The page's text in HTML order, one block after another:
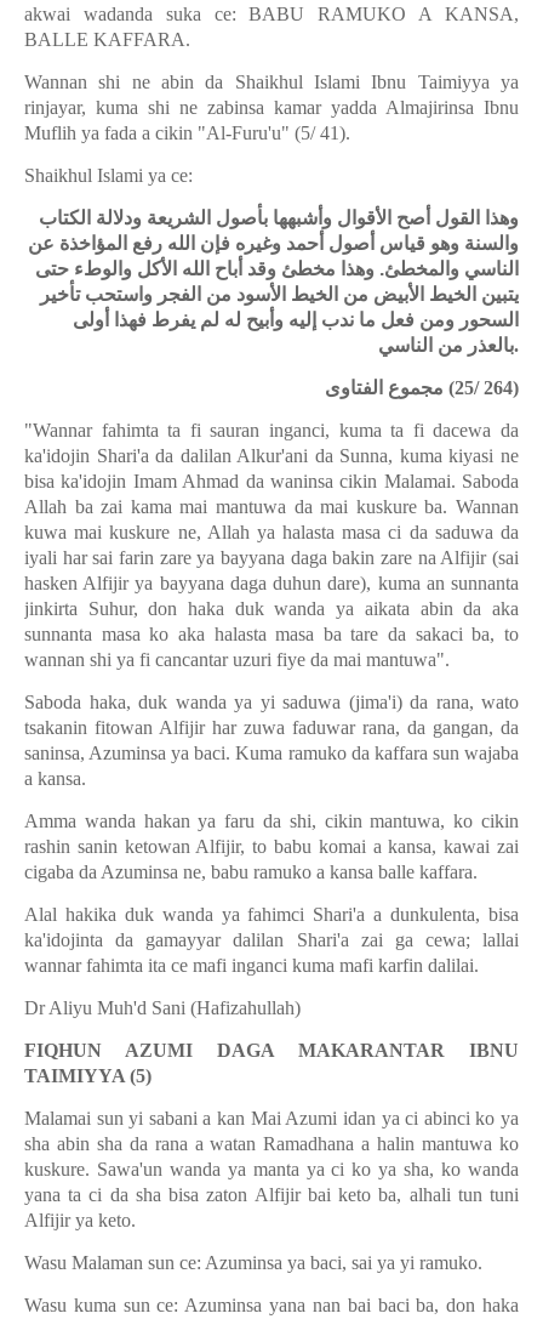
akwai wadanda suka ce: BABU RAMUKO A KANSA,
BALLE KAFFARA.
Wannan shi ne abin da Shaikhul Islami Ibnu Taimiyya ya
rinjayar, kuma shi ne zabinsa kamar yadda Almajirinsa Ibnu
Muflih ya fada a cikin "Al-Furu'u" (5/ 41).
Shaikhul Islami ya ce:
وهذا القول أصح الأقوال وأشبهها بأصول الشريعة ودلالة الكتاب
والسنة وهو قياس أصول أحمد وغيره فإن الله رفع المؤاخذة عن
الناسي والمخطئ. وهذا مخطئ وقد أباح الله الأكل والوطء حتى
يتبين الخيط الأبيض من الخيط الأسود من الفجر واستحب تأخير
السحور ومن فعل ما ندب إليه وأبيح له لم يفرط فهذا أولى
بالعذر من الناسي.
مجموع الفتاوى (25/ 264)
"Wannar fahimta ta fi sauran inganci, kuma ta fi dacewa da
ka'idojin Shari'a da dalilan Alkur'ani da Sunna, kuma kiyasi ne
bisa ka'idojin Imam Ahmad da waninsa cikin Malamai. Saboda
Allah ba zai kama mai mantuwa da mai kuskure ba. Wannan
kuwa mai kuskure ne, Allah ya halasta masa ci da saduwa da
iyali har sai farin zare ya bayyana daga bakin zare na Alfijir (sai
hasken Alfijir ya bayyana daga duhun dare), kuma an sunnanta
jinkirta Suhur, don haka duk wanda ya aikata abin da aka
sunnanta masa ko aka halasta masa ba tare da sakaci ba, to
wannan shi ya fi cancantar uzuri fiye da mai mantuwa".
Saboda haka, duk wanda ya yi saduwa (jima'i) da rana, wato
tsakanin fitowan Alfijir har zuwa faduwar rana, da gangan, da
saninsa, Azuminsa ya baci. Kuma ramuko da kaffara sun wajaba
a kansa.
Amma wanda hakan ya faru da shi, cikin mantuwa, ko cikin
rashin sanin ketowan Alfijir, to babu komai a kansa, kawai zai
cigaba da Azuminsa ne, babu ramuko a kansa balle kaffara.
Alal hakika duk wanda ya fahimci Shari'a a dunkulenta, bisa
ka'idojinta da gamayyar dalilan Shari'a zai ga cewa; lallai
wannar fahimta ita ce mafi inganci kuma mafi karfin dalilai.
Dr Aliyu Muh'd Sani (Hafizahullah)
FIQHUN AZUMI DAGA MAKARANTAR IBNU
TAIMIYYA (5)
Malamai sun yi sabani a kan Mai Azumi idan ya ci abinci ko ya
sha abin sha da rana a watan Ramadhana a halin mantuwa ko
kuskure. Sawa'un wanda ya manta ya ci ko ya sha, ko wanda
yana ta ci da sha bisa zaton Alfijir bai keto ba, alhali tun tuni
Alfijir ya keto.
Wasu Malaman sun ce: Azuminsa ya baci, sai ya yi ramuko.
Wasu kuma sun ce: Azuminsa yana nan bai baci ba, don haka